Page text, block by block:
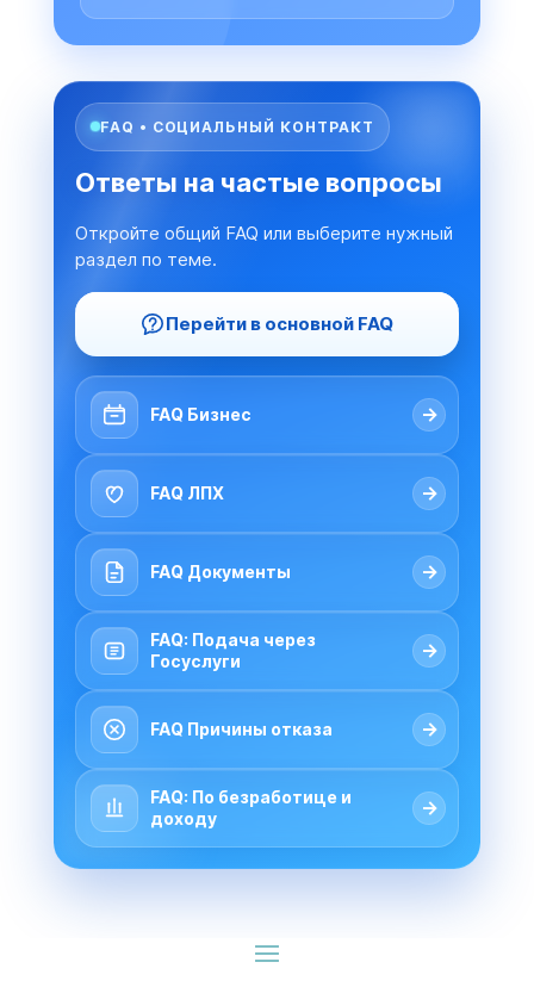
FAQ • СОЦИАЛЬНЫЙ КОНТРАКТ
Ответы на частые вопросы
Откройте общий FAQ или выберите нужный
раздел по теме.
Перейти в основной FAQ
FAQ Бизнес →
FAQ ЛПХ →
FAQ Документы →
FAQ: Подача через
Госуслуги
→
FAQ Причины отказа →
FAQ: По безработице и
доходу
→